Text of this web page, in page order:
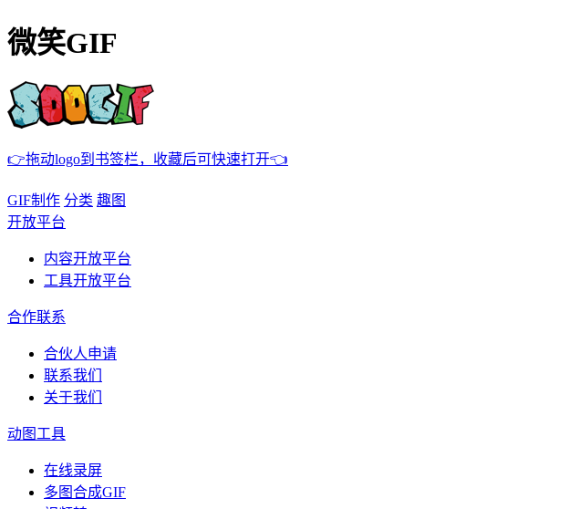
微笑GIF
👉拖动logo到书签栏，收藏后可快速打开👈
GIF制作 分类 趣图
开放平台
内容开放平台
工具开放平台
合作联系
合伙人申请
联系我们
关于我们
动图工具
在线录屏
多图合成GIF